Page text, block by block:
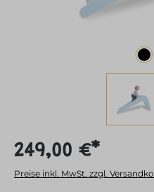
249,00 €*
Preise inkl. MwSt. zzgl.